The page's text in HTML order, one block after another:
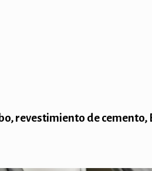
revestimiento de cemento,